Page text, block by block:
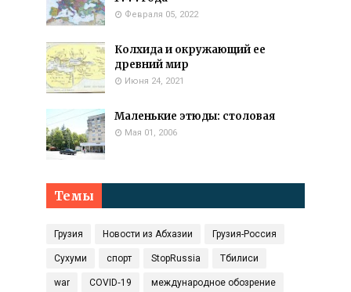
Февраля 05, 2022
Колхида и окружающий ее
древний мир
Июня 24, 2021
Маленькие этюды: столовая
Мая 01, 2006
Темы
Грузия Новости из Абхазии Грузия-Россия
Сухуми спорт StopRussia Тбилиси
war COVID‑19 международное обозрение